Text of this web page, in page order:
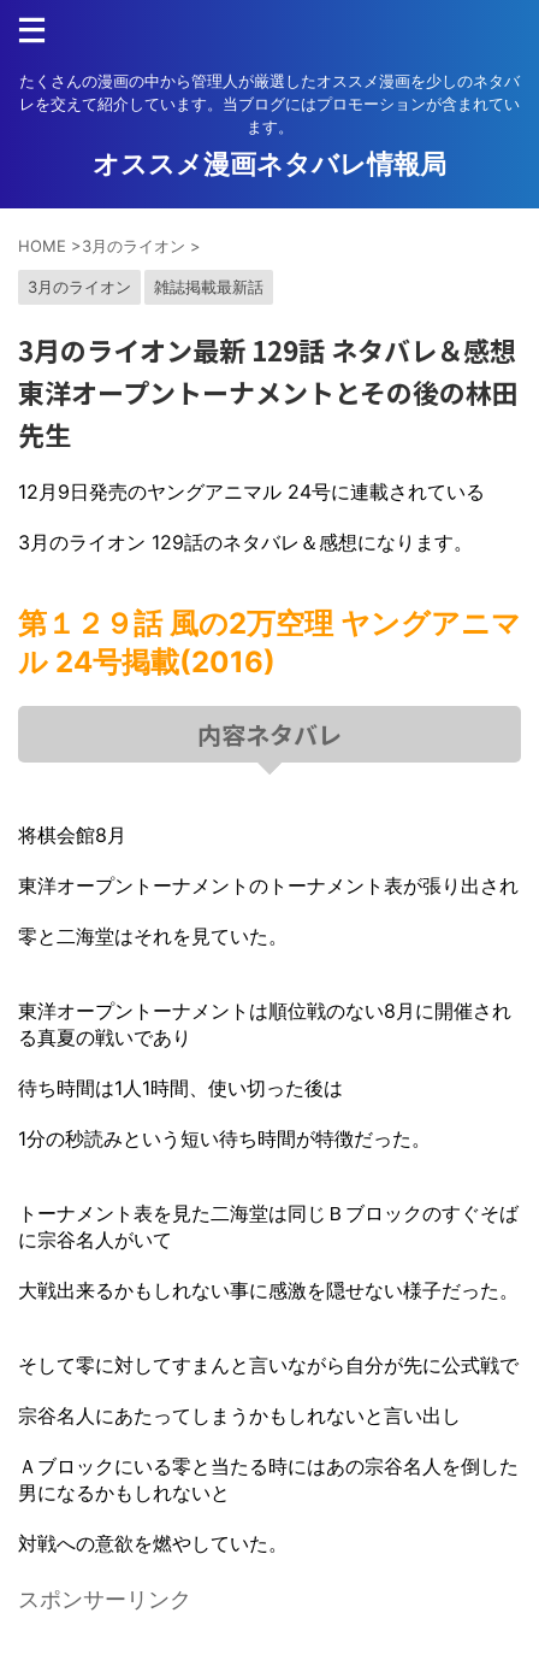
たくさんの漫画の中から管理人が厳選したオススメ漫画を少しのネタバ
レを交えて紹介しています。当ブログにはプロモーションが含まれてい
ます。
オススメ漫画ネタバレ情報局
HOME >3月のライオン >
3月のライオン 雑誌掲載最新話
3月のライオン最新 129話 ネタバレ＆感想
東洋オープントーナメントとその後の林田
先生
12月9日発売のヤングアニマル 24号に連載されている
3月のライオン 129話のネタバレ＆感想になります。
第１２９話 風の2万空理 ヤングアニマ
ル 24号掲載(2016)
内容ネタバレ
将棋会館8月
東洋オープントーナメントのトーナメント表が張り出され
零と二海堂はそれを見ていた。
東洋オープントーナメントは順位戦のない8月に開催され
る真夏の戦いであり
待ち時間は1人1時間、使い切った後は
1分の秒読みという短い待ち時間が特徴だった。
トーナメント表を見た二海堂は同じＢブロックのすぐそば
に宗谷名人がいて
大戦出来るかもしれない事に感激を隠せない様子だった。
そして零に対してすまんと言いながら自分が先に公式戦で
宗谷名人にあたってしまうかもしれないと言い出し
Ａブロックにいる零と当たる時にはあの宗谷名人を倒した
男になるかもしれないと
対戦への意欲を燃やしていた。
スポンサーリンク